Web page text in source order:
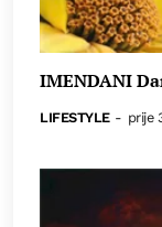
IMENDANI
LIFESTYLE - prije